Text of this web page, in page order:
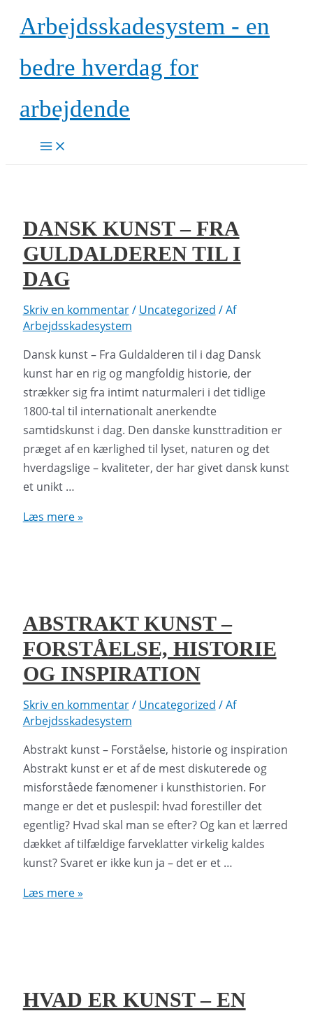
Arbejdsskadesystem - en
bedre hverdag for
arbejdende
Main
Menu
DANSK KUNST – FRA
GULDALDEREN TIL I
DAG
Skriv en kommentar/ Uncategorized / Af
Arbejdsskadesystem
Dansk kunst – Fra Guldalderen til i dag Dansk
kunst har en rig og mangfoldig historie, der
strækker sig fra intimt naturmaleri i det tidlige
1800-tal til internationalt anerkendte
samtidskunst i dag. Den danske kunsttradition er
præget af en kærlighed til lyset, naturen og det
hverdagslige – kvaliteter, der har givet dansk kunst
et unikt …
Dansk
i
dag
Læs mere »
ABSTRAKT KUNST –
FORSTÅELSE, HISTORIE
OG INSPIRATION
Skriv en kommentar/ Uncategorized / Af
Arbejdsskadesystem
Abstrakt kunst – Forståelse, historie og inspiration
Abstrakt kunst er et af de mest diskuterede og
misforståede fænomener i kunsthistorien. For
mange er det et puslespil: hvad forestiller det
egentlig? Hvad skal man se efter? Og kan et lærred
dækket af tilfældige farveklatter virkelig kaldes
kunst? Svaret er ikke kun ja – det er et …
Abstrakt
inspiration
Læs mere »
HVAD ER KUNST – EN